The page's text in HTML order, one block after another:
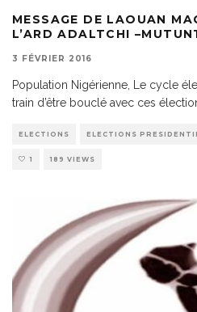
MESSAGE DE LAOUAN
L’ARD ADALTCHI
3 FÉVRIER 2016
Population Nigérienne, Le cycle
train d’être bouclé avec ces
ELECTIONS ELECTIONS
1 189 VIEWS